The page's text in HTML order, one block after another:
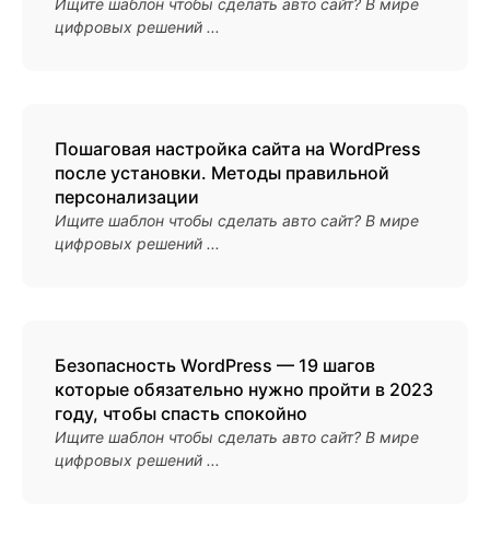
цифровых решений ...
Пошаговая настройка сайта на WordPress
после установки. Методы правильной
персонализации
Ищите шаблон чтобы сделать авто сайт? В мире
цифровых решений ...
Безопасность WordPress — 19 шагов
которые обязательно нужно пройти в 2023
году, чтобы спасть спокойно
Ищите шаблон чтобы сделать авто сайт? В мире
цифровых решений ...